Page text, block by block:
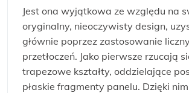
Jest ona wyjątkowa ze względu na
oryginalny, nieoczywisty design,
głównie poprzez zastosowanie
przetłoczeń. Jako pierwsze rzucają
trapezowe kształty, oddzielające
płaskie fragmenty panelu. Dzięki